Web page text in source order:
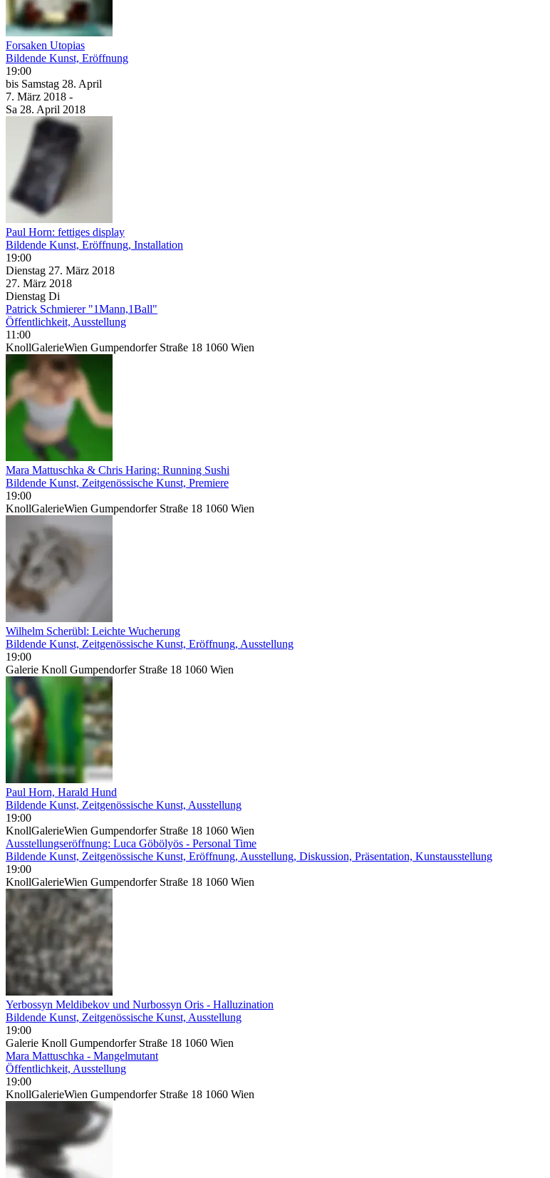
Forsaken Utopias
Bildende Kunst, Eröffnung
19:00
bis Samstag 28. April
7. März 2018 -
Sa 28. April 2018
Paul Horn: fettiges display
Bildende Kunst, Eröffnung, Installation
19:00
Dienstag 27. März 2018
27. März 2018
Dienstag Di
Patrick Schmierer "1Mann,1Ball"
Öffentlichkeit, Ausstellung
11:00
KnollGalerieWien Gumpendorfer Straße 18 1060 Wien
Mara Mattuschka & Chris Haring: Running Sushi
Bildende Kunst, Zeitgenössische Kunst, Premiere
19:00
KnollGalerieWien Gumpendorfer Straße 18 1060 Wien
Wilhelm Scherübl: Leichte Wucherung
Bildende Kunst, Zeitgenössische Kunst, Eröffnung, Ausstellung
19:00
Galerie Knoll Gumpendorfer Straße 18 1060 Wien
Paul Horn, Harald Hund
Bildende Kunst, Zeitgenössische Kunst, Ausstellung
19:00
KnollGalerieWien Gumpendorfer Straße 18 1060 Wien
Ausstellungseröffnung: Luca Göbölyös - Personal Time
Bildende Kunst, Zeitgenössische Kunst, Eröffnung, Ausstellung, Diskussion, Präsentation, Kunstausstellung
19:00
KnollGalerieWien Gumpendorfer Straße 18 1060 Wien
Yerbossyn Meldibekov und Nurbossyn Oris - Halluzination
Bildende Kunst, Zeitgenössische Kunst, Ausstellung
19:00
Galerie Knoll Gumpendorfer Straße 18 1060 Wien
Mara Mattuschka - Mangelmutant
Öffentlichkeit, Ausstellung
19:00
KnollGalerieWien Gumpendorfer Straße 18 1060 Wien